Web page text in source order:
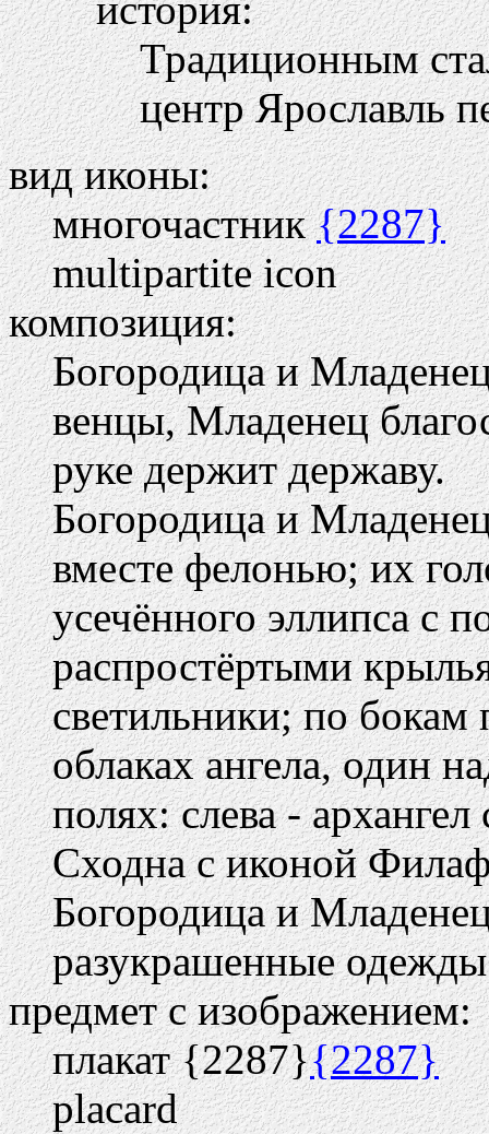
Традиционным
центр Ярославль
вид иконы:
многочастник{2287}
multipartite icon
композиция:
Богородица и
венцы, Младенец
руке держит державу.
Богородица и
вместе фелонью; их
усечённого эллипса с
распростёртыми
светильники; по бокам
облаках ангела, один
полях: слева -
Сходна с иконой
Богородица и
разукрашенные
предмет с изображением:
плакат {2287}{2287}
placard